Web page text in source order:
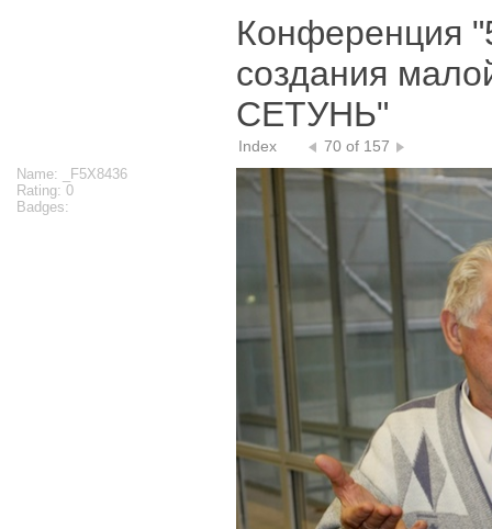
Конференция
создания
СЕТУНЬ"
Index 70 of 157
Name: _F5X8436
Rating: 0
Badges: